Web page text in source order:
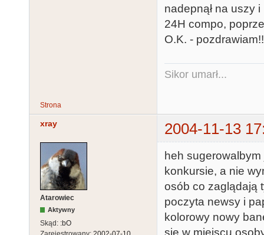
nadepnął na uszy
24H compo,
O.K. -
Sikor umarł...
Strona
xray 2004-11-13
Atarowiec
Aktywny
Skąd: :bO
heh
konkursie, a nie
osób co zaglądają
poczyta newsy i
kolorowy nowy
się w miejscu